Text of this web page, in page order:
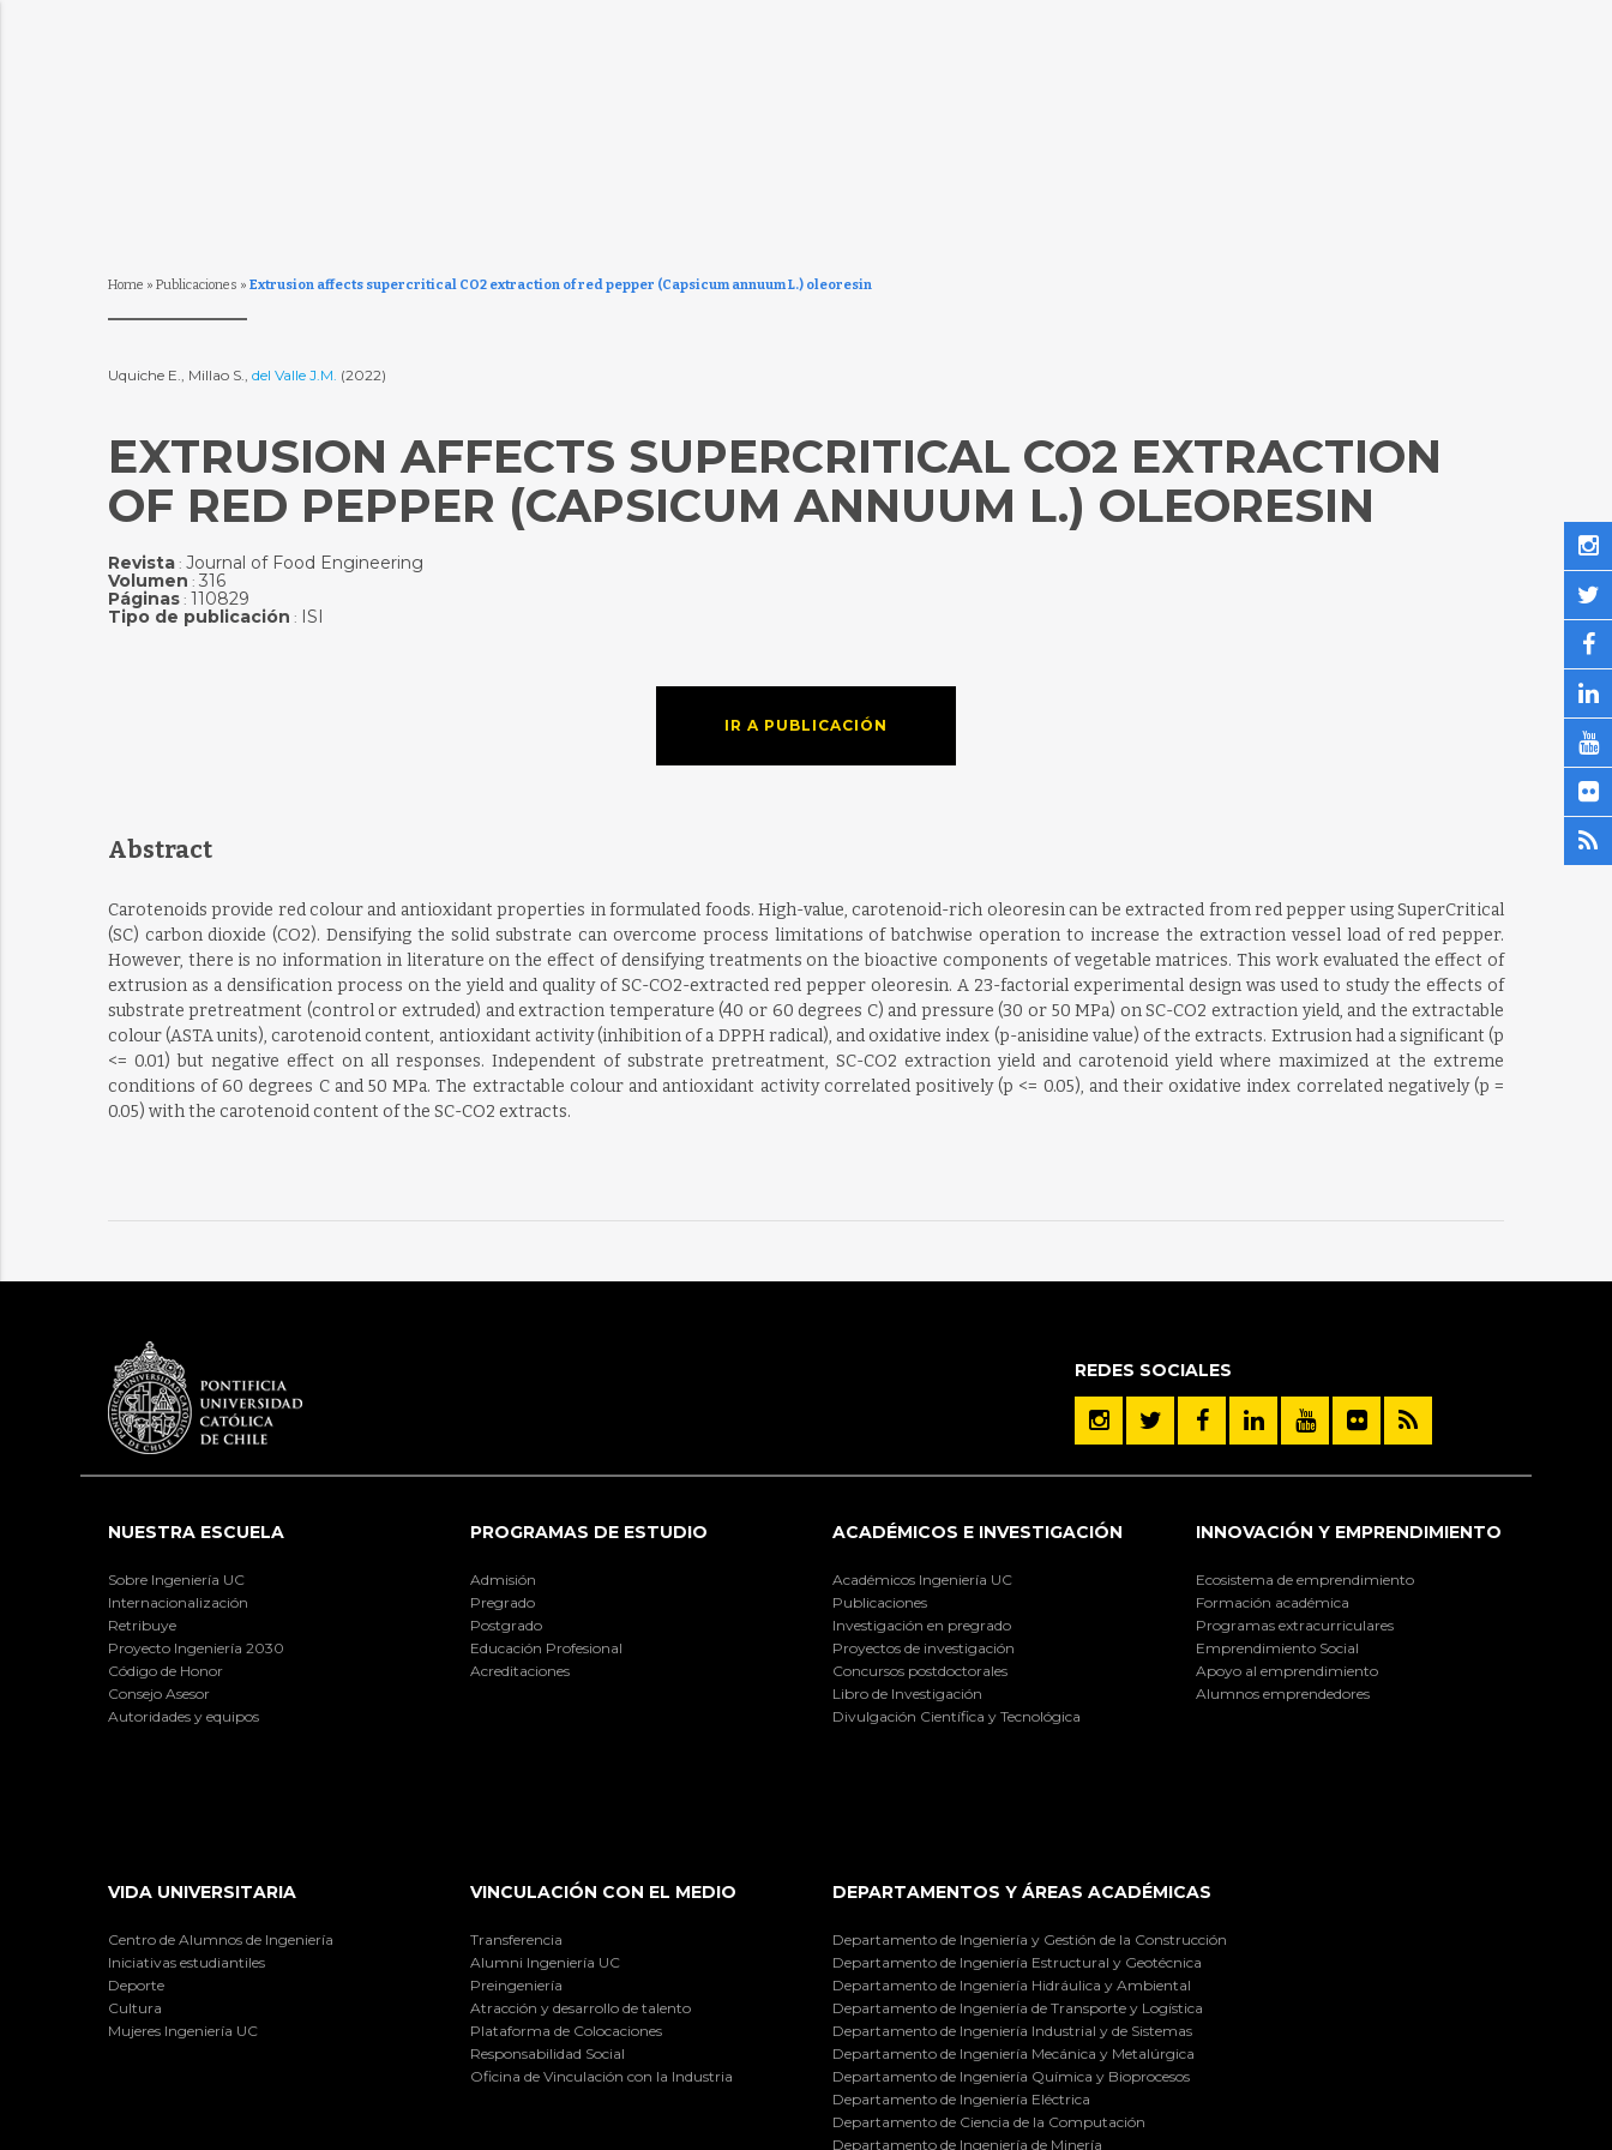
Home » Publicaciones » Extrusion affects supercritical CO2 extraction of red pepper (Capsicum annuum L.) oleoresin
Uquiche E., Millao S., del Valle J.M. (2022)
EXTRUSION AFFECTS SUPERCRITICAL CO2 EXTRACTION
OF RED PEPPER (CAPSICUM ANNUUM L.) OLEORESIN
Revista: Journal of Food Engineering
Volumen : 316
Páginas: 110829
Tipo de publicación : ISI
IR A PUBLICACIÓN
Abstract
Carotenoids provide red colour and antioxidant properties in formulated foods. High-value, carotenoid-rich oleoresin can be extracted from red pepper using SuperCritical
(SC) carbon dioxide (CO2). Densifying the solid substrate can overcome process limitations of batchwise operation to increase the extraction vessel load of red pepper.
However, there is no information in literature on the effect of densifying treatments on the bioactive components of vegetable matrices. This work evaluated the effect of
extrusion as a densification process on the yield and quality of SC-CO2-extracted red pepper oleoresin. A 23-factorial experimental design was used to study the effects of
substrate pretreatment (control or extruded) and extraction temperature (40 or 60 degrees C) and pressure (30 or 50 MPa) on SC-CO2 extraction yield, and the extractable
colour (ASTA units), carotenoid content, antioxidant activity (inhibition of a DPPH radical), and oxidative index (p-anisidine value) of the extracts. Extrusion had a significant (p
<= 0.01) but negative effect on all responses. Independent of substrate pretreatment, SC-CO2 extraction yield and carotenoid yield where maximized at the extreme
conditions of 60 degrees C and 50 MPa. The extractable colour and antioxidant activity correlated positively (p <= 0.05), and their oxidative index correlated negatively (p =
0.05) with the carotenoid content of the SC-CO2 extracts.
REDES SOCIALES
NUESTRA ESCUELA
Sobre Ingeniería UC
Internacionalización
Retribuye
Proyecto Ingeniería 2030
Código de Honor
Consejo Asesor
Autoridades y equipos
PROGRAMAS DE ESTUDIO
Admisión
Pregrado
Postgrado
Educación Profesional
Acreditaciones
ACADÉMICOS E INVESTIGACIÓN
Académicos Ingeniería UC
Publicaciones
Investigación en pregrado
Proyectos de investigación
Concursos postdoctorales
Libro de Investigación
Divulgación Científica y Tecnológica
INNOVACIÓN Y EMPRENDIMIENTO
Ecosistema de emprendimiento
Formación académica
Programas extracurriculares
Emprendimiento Social
Apoyo al emprendimiento
Alumnos emprendedores
VIDA UNIVERSITARIA
Centro de Alumnos de Ingeniería
Iniciativas estudiantiles
Deporte
Cultura
Mujeres Ingeniería UC
VINCULACIÓN CON EL MEDIO
Transferencia
Alumni Ingeniería UC
Preingeniería
Atracción y desarrollo de talento
Plataforma de Colocaciones
Responsabilidad Social
Oficina de Vinculación con la Industria
DEPARTAMENTOS Y ÁREAS ACADÉMICAS
Departamento de Ingeniería y Gestión de la Construcción
Departamento de Ingeniería Estructural y Geotécnica
Departamento de Ingeniería Hidráulica y Ambiental
Departamento de Ingeniería de Transporte y Logística
Departamento de Ingeniería Industrial y de Sistemas
Departamento de Ingeniería Mecánica y Metalúrgica
Departamento de Ingeniería Química y Bioprocesos
Departamento de Ingeniería Eléctrica
Departamento de Ciencia de la Computación
Departamento de Ingeniería de Minería